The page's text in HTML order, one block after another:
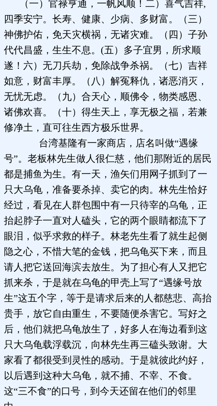
（一）官禄亨通，一帆风顺！二）喜气吉祥,
四季安宁。长寿、健康、少病、多财富。（三）
神佛护佑，免天灾横祸，无诸灾难。（四）子孙
代代昌盛，生生不息。(五）多子宜男，所求顺
遂！六）无刀兵劫，免除战争杀祸。（七）吉祥
如意，财富丰厚。（八）解冤释仇，诸恶消灭，
无忧无虑。（九）合天心，顺佛令，物类感恩、
诸佛欢喜。（十）得生天上，享无极之福，若兼
修净土，直可往生西方极乐世界。
台湾基隆有一家商店，店名叫做“遇缘
号”。老板林先生做人很仁慈，他们那附近的居民
都是捕鱼为生。有一天，渔矢们用网子抓到了一
只大乌龟，准备要杀掉、卖它的肉。林先生恰好
经过，看见在人群包围中有一只待宰的乌龟，正
抬起脖子一直对人磕头，它的两个眼睛都流下了
眼泪，似乎求救的样子。林老先生看了就生起侧
隐之心，不惜大笔的金钱，把乌龟买下来，而且
请人把它送回海滨去放生。为了担心有人又把它
抓来杀，于是就在乌龟的甲壳上写了“遇缘号放
生”这五个字，等于是请求后来的人都慈悲、高抬
贵手，放它自由重生，不要随便杀害它。写好之
后，他们就把乌龟放生了，好多人在海边看到这
只大乌龟载浮载沉，向林先生再三磕头致谢。大
家看了都很受到灵性的感动。于是就彼此约好，
以后遇到这种大乌龟，就不捕、不宰、不食。
这“三不食”的口号，到今天还留在他们的邻里